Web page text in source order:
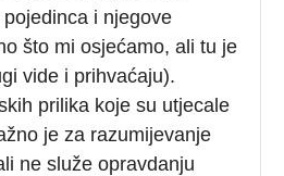
i njegove
što mi osjećamo, ali tu je
vide i prihvaćaju).
prilika koje su utjecale
je za razumijevanje
ne služe opravdanju